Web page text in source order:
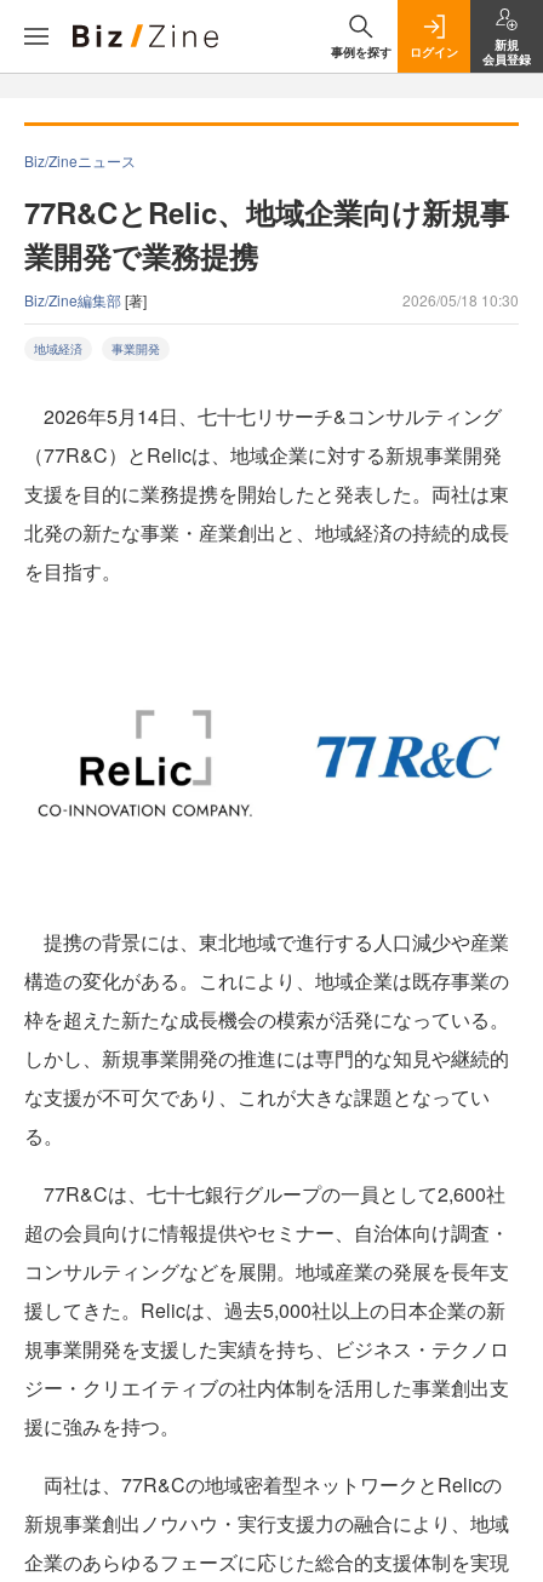
事例を探す ログイン
新規
会員登録
Biz/Zineニュース
77R&CとRelic、地域企業向け新規事
業開発で業務提携
Biz/Zine編集部[著] 2026/05/18 10:30
地域経済 事業開発
2026年5月14日、七十七リサーチ&コンサルティング
（77R&C）とRelicは、地域企業に対する新規事業開発
支援を目的に業務提携を開始したと発表した。両社は東
北発の新たな事業・産業創出と、地域経済の持続的成長
を目指す。
提携の背景には、東北地域で進行する人口減少や産業
構造の変化がある。これにより、地域企業は既存事業の
枠を超えた新たな成長機会の模索が活発になっている。
しかし、新規事業開発の推進には専門的な知見や継続的
な支援が不可欠であり、これが大きな課題となってい
る。
77R&Cは、七十七銀行グループの一員として2,600社
超の会員向けに情報提供やセミナー、自治体向け調査・
コンサルティングなどを展開。地域産業の発展を長年支
援してきた。Relicは、過去5,000社以上の日本企業の新
規事業開発を支援した実績を持ち、ビジネス・テクノロ
ジー・クリエイティブの社内体制を活用した事業創出支
援に強みを持つ。
両社は、77R&Cの地域密着型ネットワークとRelicの
新規事業創出ノウハウ・実行支援力の融合により、地域
企業のあらゆるフェーズに応じた総合的支援体制を実現